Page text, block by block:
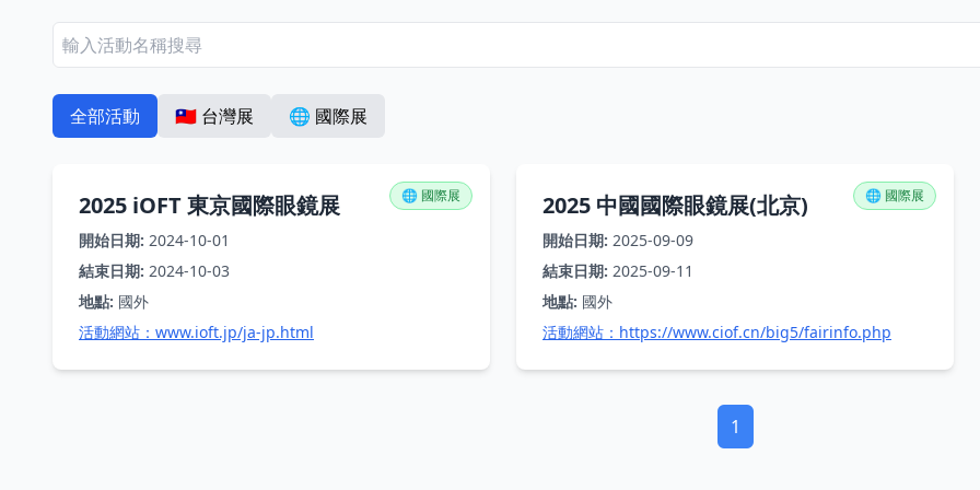
全部活動 🇹🇼 台灣展 🌐 國際展
🌐 國際展
2025 iOFT 東京國際眼鏡展
開始日期: 2024-10-01
結束日期: 2024-10-03
地點: 國外
活動網站： www.ioft.jp/ja-jp.html
🌐 國際展
2025 中國國際眼鏡展(北京)
開始日期: 2025-09-09
結束日期: 2025-09-11
地點: 國外
活動網站： https://www.ciof.cn/big5/fairinfo.php
1